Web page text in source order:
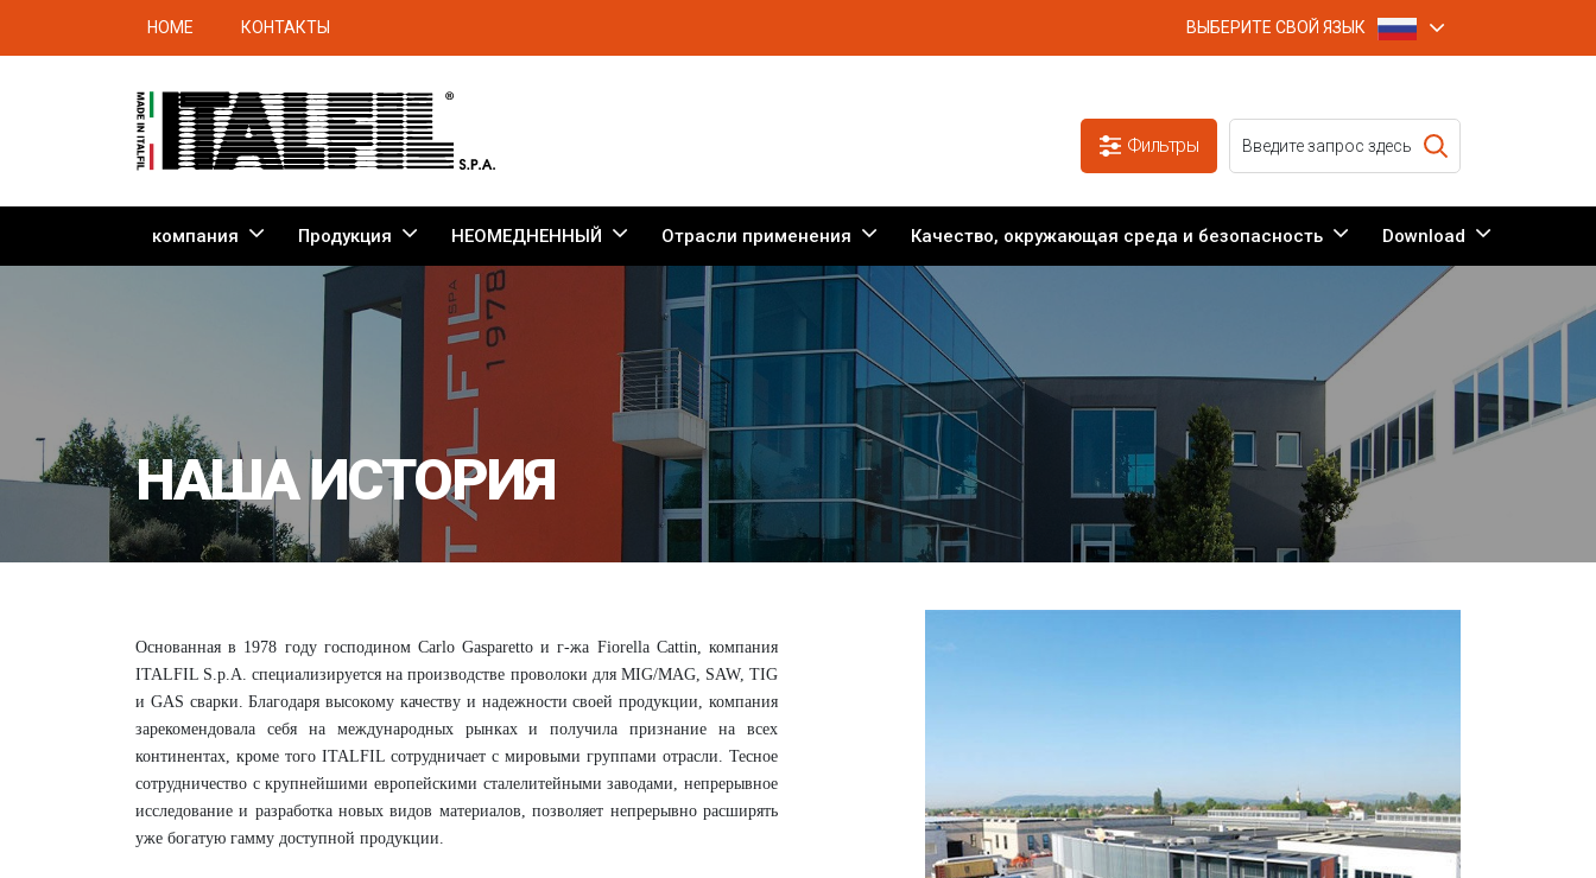
HOME КОНТАКТЫ ВЫБЕРИТЕ СВОЙ ЯЗЫК
Фильтры
компания Продукция НЕОМЕДНЕННЫЙ Отрасли применения Качество, окружающая среда и безопасность Download
НАША ИСТОРИЯ
Основанная в 1978 году господином Carlo Gasparetto и г-жа Fiorella Cattin, компания
ITALFIL S.p.A. специализируется на производстве проволоки для MIG/MAG, SAW, TIG
и GAS сварки. Благодаря высокому качеству и надежности своей продукции, компания
зарекомендовала себя на международных рынках и получила признание на всех
континентах, кроме того ITALFIL сотрудничает с мировыми группами отрасли. Тесное
сотрудничество с крупнейшими европейскими сталелитейными заводами, непрерывное
исследование и разработка новых видов материалов, позволяет непрерывно расширять
уже богатую гамму доступной продукции.